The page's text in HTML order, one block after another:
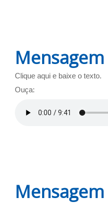
Clique aqui e baixe o texto.
Ouça: